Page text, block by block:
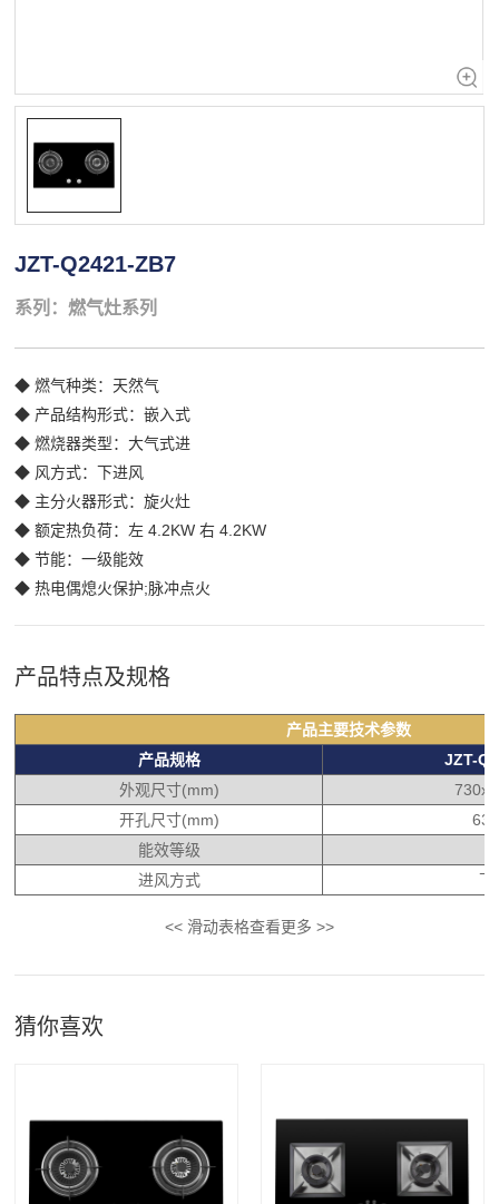
JZT-Q2421-ZB7
系列：燃气灶系列
◆ 燃气种类：天然气
◆ 产品结构形式：嵌入式
◆ 燃烧器类型：大气式进
◆ 风方式：下进风
◆ 主分火器形式：旋火灶
◆ 额定热负荷：左 4.2KW 右 4.2KW
◆ 节能：一级能效
◆ 热电偶熄火保护;脉冲点火
产品特点及规格
产品主要技术参数
产品规格
JZT-
外观尺寸(mm)
开孔尺寸(mm)
能效等级
进风方式
下
<< 滑动表格查看更多 >>
猜你喜欢